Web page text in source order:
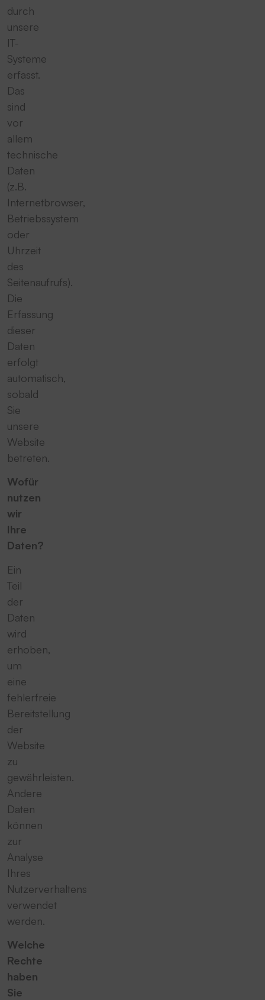
durch
unsere
IT-
Systeme
erfasst.
Das
sind
vor
allem
technische
Daten
(z.B.
Internetbrowser,
Betriebssystem
oder
Uhrzeit
des
Seitenaufrufs).
Die
Erfassung
dieser
Daten
erfolgt
automatisch,
sobald
Sie
unsere
Website
betreten.
Wofür
nutzen
wir
Ihre
Daten?
Ein
Teil
der
Daten
wird
erhoben,
um
eine
fehlerfreie
Bereitstellung
der
Website
zu
gewährleisten.
Andere
Daten
können
zur
Analyse
Ihres
Nutzerverhaltens
verwendet
werden.
Welche
Rechte
haben
Sie